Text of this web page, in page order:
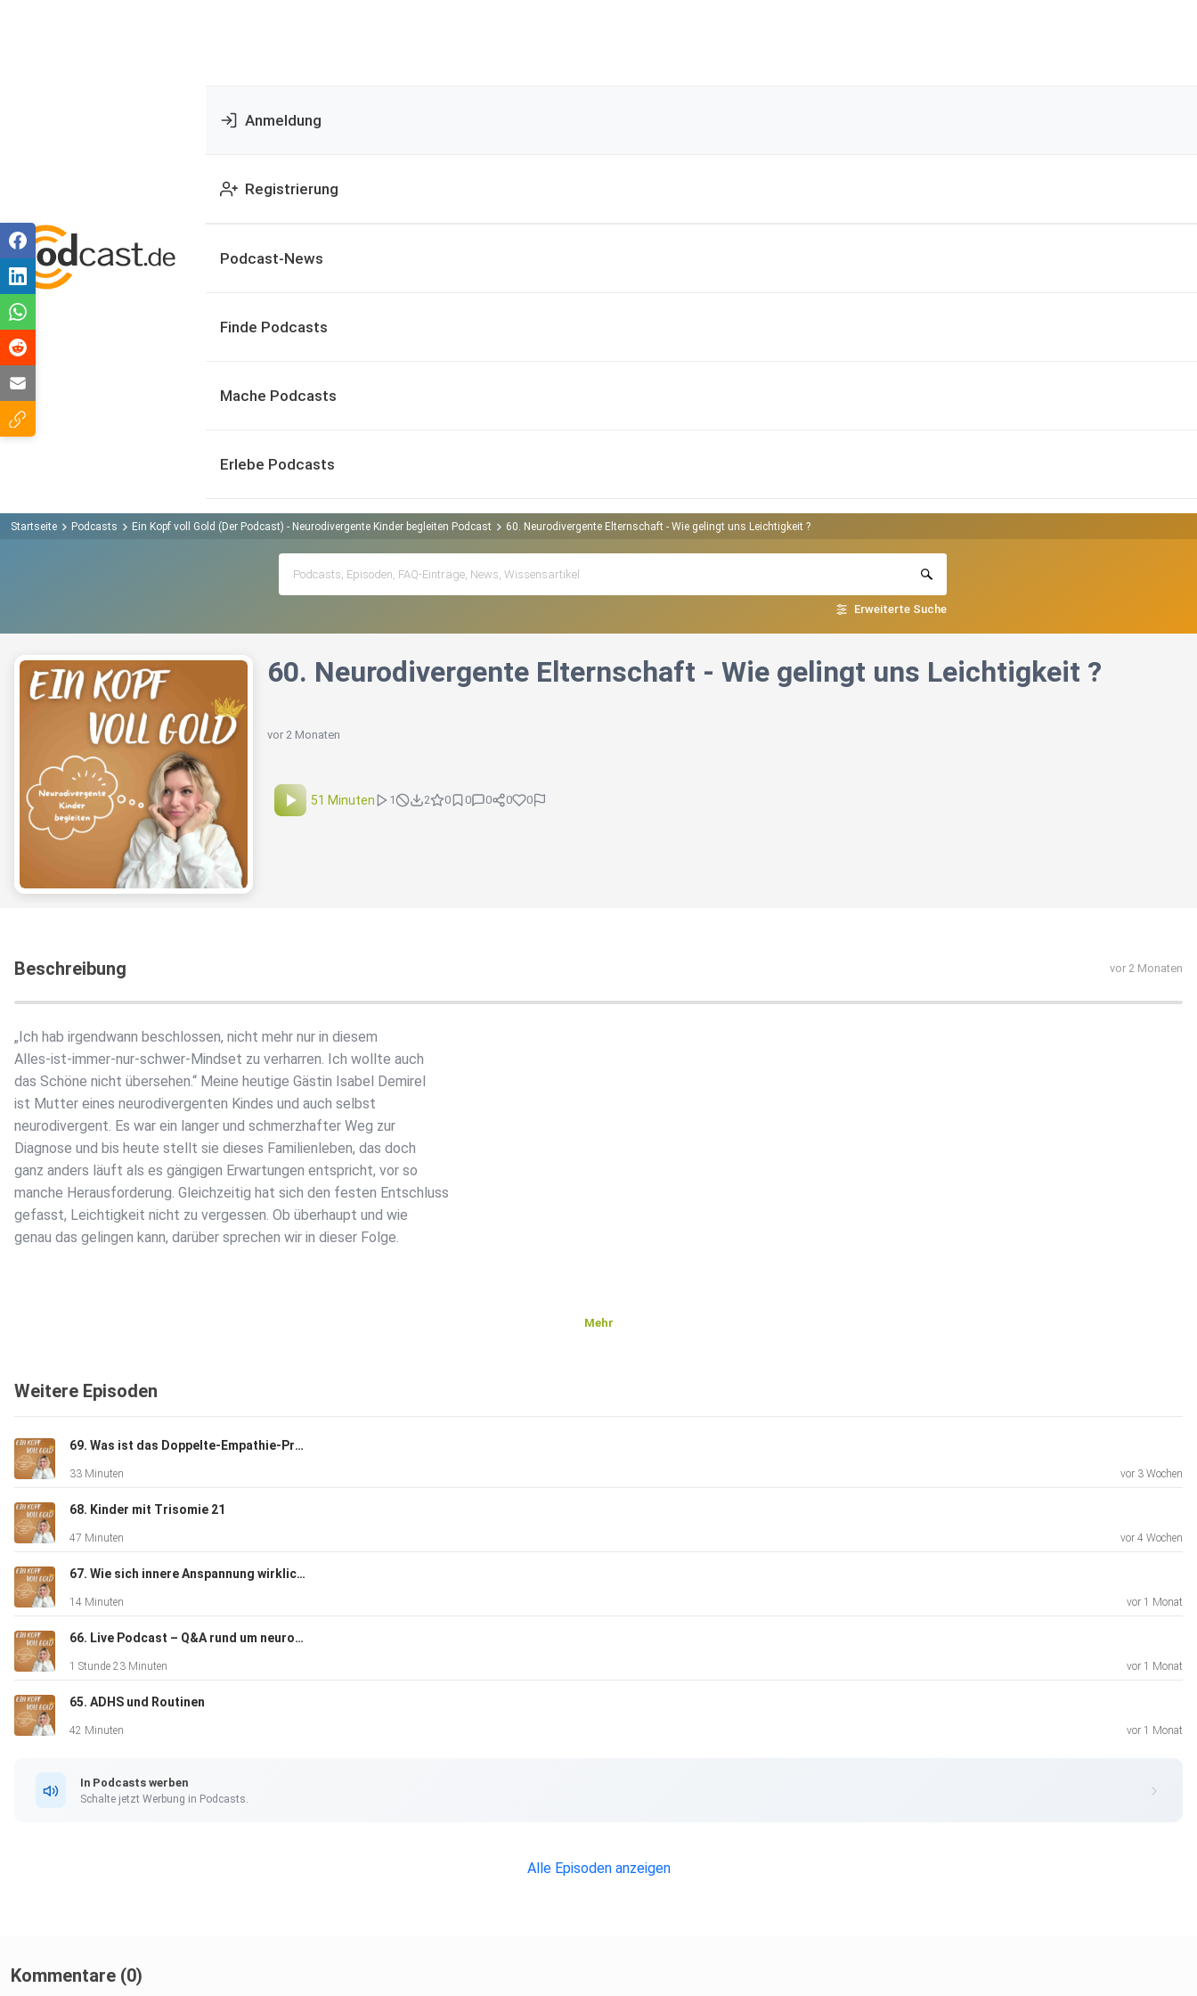
Anmeldung
Registrierung
Podcast-News
Finde Podcasts
Mache Podcasts
Erlebe Podcasts
Startseite Podcasts Ein Kopf voll Gold (Der Podcast) - Neurodivergente Kinder begleiten Podcast 60. Neurodivergente Elternschaft - Wie gelingt uns Leichtigkeit ?
Erweiterte Suche
60. Neurodivergente Elternschaft - Wie gelingt uns Leichtigkeit ?
vor 2 Monaten
51 Minuten 1 2 0 0 0 0 0
Beschreibung vor 2 Monaten
„Ich hab irgendwann beschlossen, nicht mehr nur in diesem
Alles-ist-immer-nur-schwer-Mindset zu verharren. Ich wollte auch
das Schöne nicht übersehen.“ Meine heutige Gästin Isabel Demirel
ist Mutter eines neurodivergenten Kindes und auch selbst
neurodivergent. Es war ein langer und schmerzhafter Weg zur
Diagnose und bis heute stellt sie dieses Familienleben, das doch
ganz anders läuft als es gängigen Erwartungen entspricht, vor so
manche Herausforderung. Gleichzeitig hat sich den festen Entschluss
gefasst, Leichtigkeit nicht zu vergessen. Ob überhaupt und wie
genau das gelingen kann, darüber sprechen wir in dieser Folge.
Mehr
Weitere Episoden
69. Was ist das Doppelte-Empathie-Problem?
33 Minuten vor 3 Wochen
68. Kinder mit Trisomie 21
47 Minuten vor 4 Wochen
67. Wie sich innere Anspannung wirklich anfühlt
14 Minuten vor 1 Monat
66. Live Podcast – Q&A rund um neurodivergente Kinder in Familie und Schule
1 Stunde 23 Minuten vor 1 Monat
65. ADHS und Routinen
42 Minuten vor 1 Monat
In Podcasts werben
Schalte jetzt Werbung in Podcasts.
Alle Episoden anzeigen
Kommentare (0)